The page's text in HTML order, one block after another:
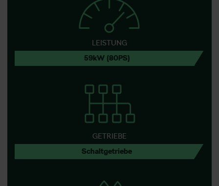
LEISTUNG
59kW (80PS)
GETRIEBE
Schaltgetriebe